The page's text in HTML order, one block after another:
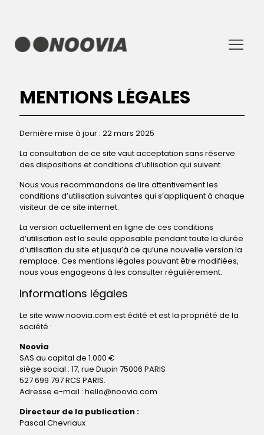
MENTIONS LÉGALES
Dernière mise à jour : 22 mars 2025
La consultation de ce site vaut acceptation sans réserve
des dispositions et conditions d’utilisation qui suivent.
Nous vous recommandons de lire attentivement les
conditions d’utilisation suivantes qui s’appliquent à chaque
visiteur de ce site internet.
La version actuellement en ligne de ces conditions
d’utilisation est la seule opposable pendant toute la durée
d’utilisation du site et jusqu’à ce qu’une nouvelle version la
remplace. Ces mentions légales pouvant être modifiées,
nous vous engageons à les consulter régulièrement.
Informations légales
Le site www.noovia.com est édité et est la propriété de la
société :
Noovia
SAS au capital de 1.000 €
siège social : 17, rue Dupin 75006 PARIS
527 699 797 RCS PARIS.
Adresse e-mail : hello@noovia.com
Directeur de la publication :
Pascal Chevriaux